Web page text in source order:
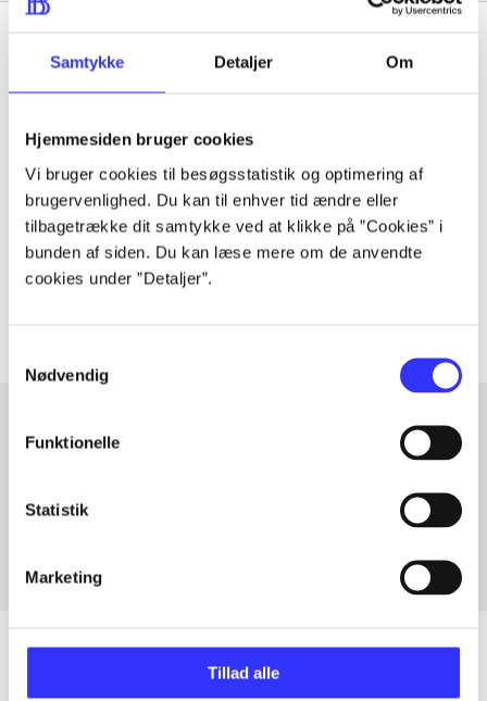
Samtykke Detaljer Om
Hjemmesiden bruger cookies
Vi bruger cookies til besøgsstatistik og optimering af
brugervenlighed. Du kan til enhver tid ændre eller
tilbagetrække dit samtykke ved at klikke på ”Cookies” i
bunden af siden. Du kan læse mere om de anvendte
cookies under ”Detaljer”.
Nødvendig
Funktionelle
Statistik
Marketing
Tillad alle
Tidsskrift
lorem ipsum dolor sit amet ...
Tidsskrift
Artiklerne i handler ofte om
Fra